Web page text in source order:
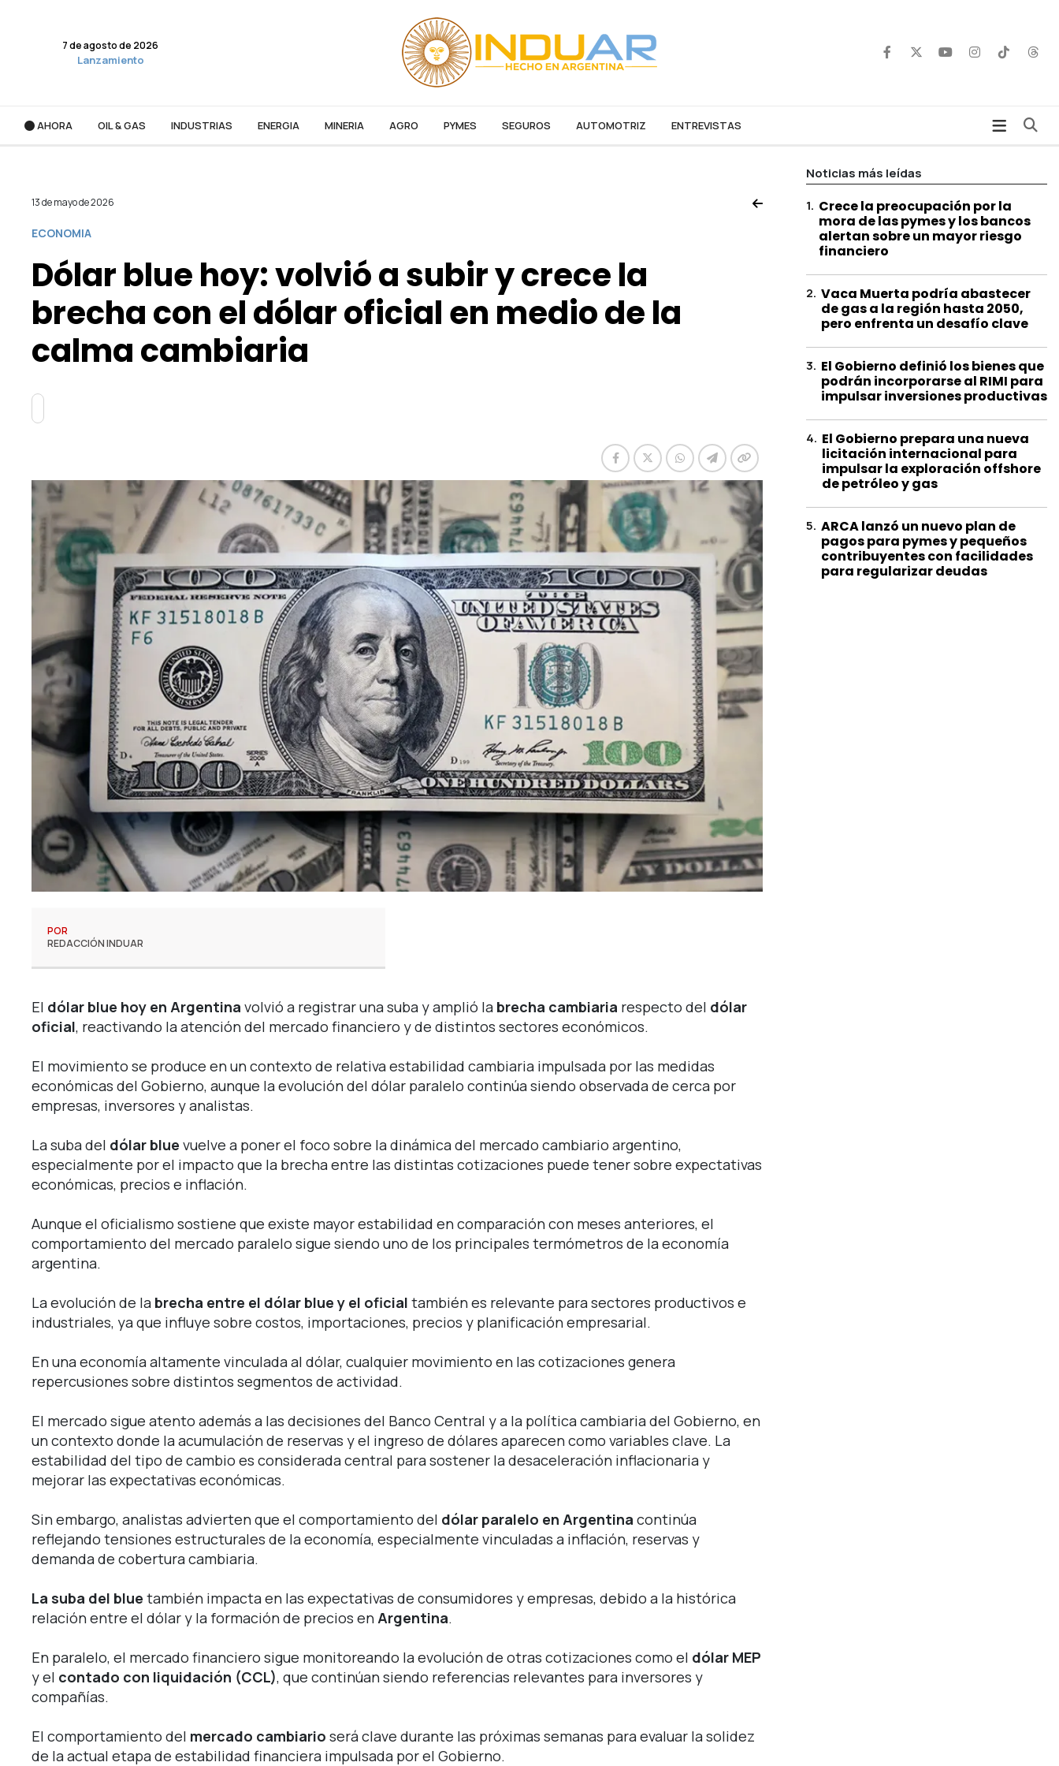
7 de agosto de 2026
Lanzamiento
AHORA OIL & GAS INDUSTRIAS ENERGIA MINERIA AGRO PYMES SEGUROS AUTOMOTRIZ ENTREVISTAS
13 de mayo de 2026
ECONOMIA
Dólar blue hoy: volvió a subir y crece la
brecha con el dólar oficial en medio de la
calma cambiaria
POR
REDACCIÓN INDUAR
El dólar blue hoy en Argentina volvió a registrar una suba y amplió la brecha cambiaria respecto del dólar
oficial, reactivando la atención del mercado financiero y de distintos sectores económicos.
El movimiento se produce en un contexto de relativa estabilidad cambiaria impulsada por las medidas
económicas del Gobierno, aunque la evolución del dólar paralelo continúa siendo observada de cerca por
empresas, inversores y analistas.
La suba del dólar blue vuelve a poner el foco sobre la dinámica del mercado cambiario argentino,
especialmente por el impacto que la brecha entre las distintas cotizaciones puede tener sobre expectativas
económicas, precios e inflación.
Aunque el oficialismo sostiene que existe mayor estabilidad en comparación con meses anteriores, el
comportamiento del mercado paralelo sigue siendo uno de los principales termómetros de la economía
argentina.
La evolución de la brecha entre el dólar blue y el oficial también es relevante para sectores productivos e
industriales, ya que influye sobre costos, importaciones, precios y planificación empresarial.
En una economía altamente vinculada al dólar, cualquier movimiento en las cotizaciones genera
repercusiones sobre distintos segmentos de actividad.
El mercado sigue atento además a las decisiones del Banco Central y a la política cambiaria del Gobierno, en
un contexto donde la acumulación de reservas y el ingreso de dólares aparecen como variables clave. La
estabilidad del tipo de cambio es considerada central para sostener la desaceleración inflacionaria y
mejorar las expectativas económicas.
Sin embargo, analistas advierten que el comportamiento del dólar paralelo en Argentina continúa
reflejando tensiones estructurales de la economía, especialmente vinculadas a inflación, reservas y
demanda de cobertura cambiaria.
La suba del blue también impacta en las expectativas de consumidores y empresas, debido a la histórica
relación entre el dólar y la formación de precios enArgentina.
En paralelo, el mercado financiero sigue monitoreando la evolución de otras cotizaciones como el dólar MEP
y el contado con liquidación (CCL), que continúan siendo referencias relevantes para inversores y
compañías.
El comportamiento del mercado cambiario será clave durante las próximas semanas para evaluar la solidez
de la actual etapa de estabilidad financiera impulsada por el Gobierno.
Noticias más leídas
1. Crece la preocupación por la
mora de las pymes y los bancos
alertan sobre un mayor riesgo
financiero
2. Vaca Muerta podría abastecer
de gas a la región hasta 2050,
pero enfrenta un desafío clave
3. El Gobierno definió los bienes que
podrán incorporarse al RIMI para
impulsar inversiones productivas
4. El Gobierno prepara una nueva
licitación internacional para
impulsar la exploración offshore
de petróleo y gas
5. ARCA lanzó un nuevo plan de
pagos para pymes y pequeños
contribuyentes con facilidades
para regularizar deudas